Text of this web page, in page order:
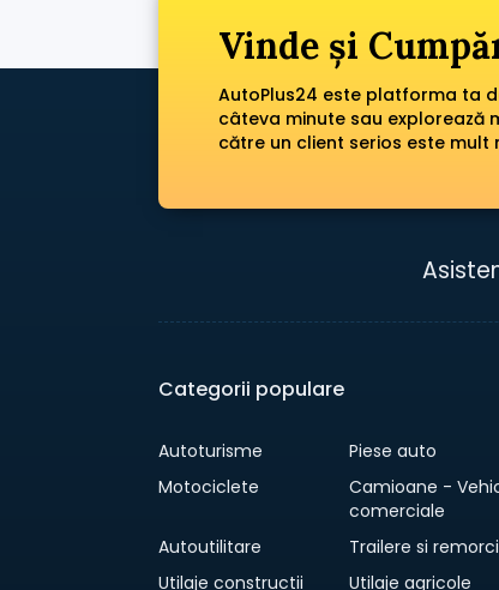
Vinde și
AutoPlus24 este platforma ta
câteva minute sau explorează
către un client serios este mult
Categorii populare
Autoturisme
Piese auto
Motociclete
Camioane -
comerciale
Autoutilitare
Trailere si remorci
Utilaje constructii
Utilaje agricole